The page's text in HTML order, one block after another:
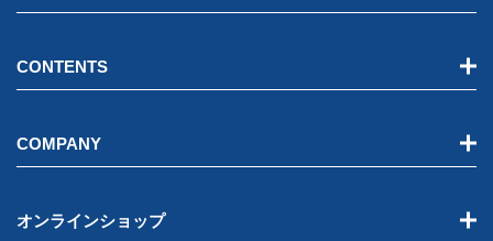
CONTENTS
COMPANY
オンラインショップ